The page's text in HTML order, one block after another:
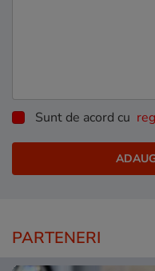
Sunt de acord cu
PARTENERI